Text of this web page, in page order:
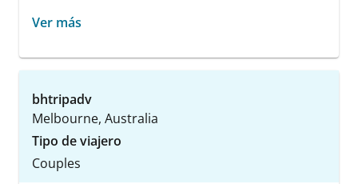
Ver más
bhtripadv
Melbourne, Australia
Tipo de viajero
Couples